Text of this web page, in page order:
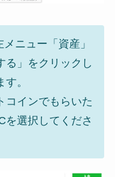
ニュー「資産」
」をクリックし
。
インでもらいた
を選択してくださ